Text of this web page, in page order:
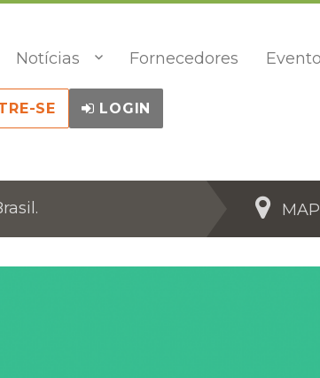
Notícias Fornecedores
SE LOGIN